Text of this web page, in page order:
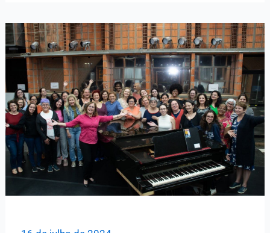
do
Coreto
na
Casa
do
Lago